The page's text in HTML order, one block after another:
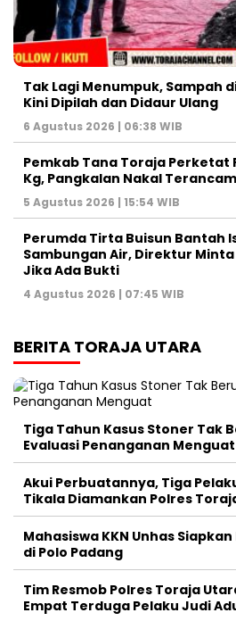
Tak Lagi Menumpuk, Sampah
Kini Dipilah dan Didaur Ulang
6 Agustus 2026 | 06:38 WIB
Pemkab Tana Toraja Perketat
Kg, Pangkalan Nakal
5 Agustus 2026 | 15:54 WIB
Perumda Tirta Buisun Bantah
Sambungan Air, Direktur
Jika Ada Bukti
4 Agustus 2026 | 07:45 WIB
BERITA TORAJA UTARA
Tiga Tahun Kasus Stoner Tak
Evaluasi Penanganan Menguat
Akui Perbuatannya, Tiga
Tikala Diamankan Polres
Mahasiswa KKN Unhas
di Polo Padang
Tim Resmob Polres Toraja
Empat Terduga Pelaku Judi